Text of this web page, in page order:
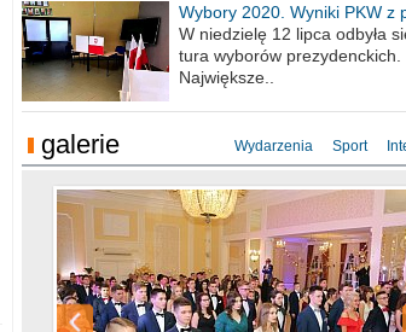
Wybory 2020. Wyniki PKW z
procent obwodów
W niedzielę 12 lipca odbyła
tura wyborów prezydenckich.
Największe..
galerie Wydarzenia Sport
Studniówka Kopernik 2019.01.11
Studniówka LMK 2019.01.05
Studniówka ZS Ekonomicznych
2019.01.05